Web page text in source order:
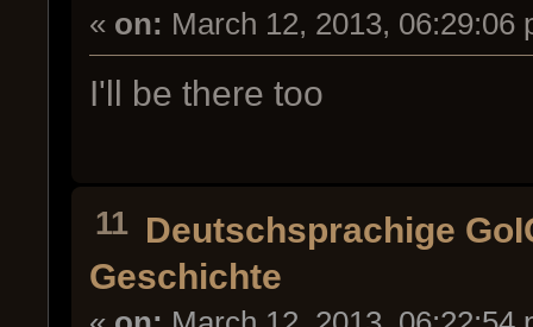
« on: March 12, 2013, 06:29:06
I'll be there too
11 Deutschsprachige
Geschichte